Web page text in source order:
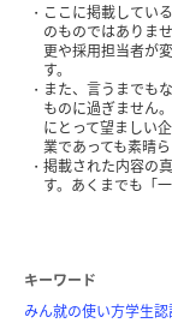
ここに掲載してい
のものではありま
更や採用担当者が
す。
また、言うまでも
ものに過ぎません
にとって望ましい
業であっても素晴
掲載された内容の
す。あくまでも「
キーワード
みん就の使い方学生認